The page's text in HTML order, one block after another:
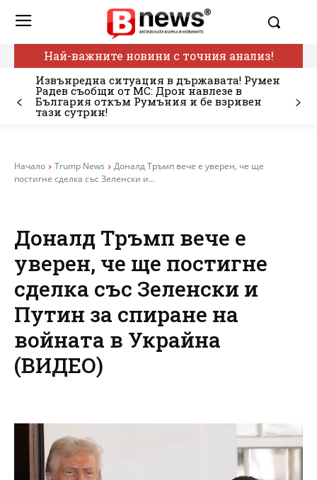
Най-важните новини с точния анализ!
Извънредна ситуация в държавата! Румен
Радев съобщи от МС: Дрон навлезе в
България откъм Румъния и бе взривен
тази сутрин!
Начало Trump News
Доналд Тръмп вече е уверен, че ще
постигне сделка със Зеленски и...
Доналд Тръмп вече е
уверен, че ще постигне
сделка със Зеленски и
Путин за спиране на
войната в Украйна
(ВИДЕО)